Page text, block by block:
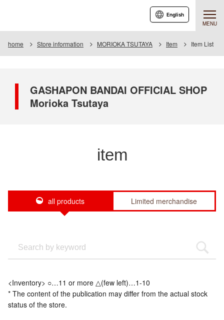
MENU
English
home Store information MORIOKA TSUTAYA Item Item List
GASHAPON BANDAI OFFICIAL SHOP
Morioka Tsutaya
item
all products Limited merchandise
<Inventory> ○…11 or more △(few left)…1-10
* The content of the publication may differ from the actual stock
status of the store.